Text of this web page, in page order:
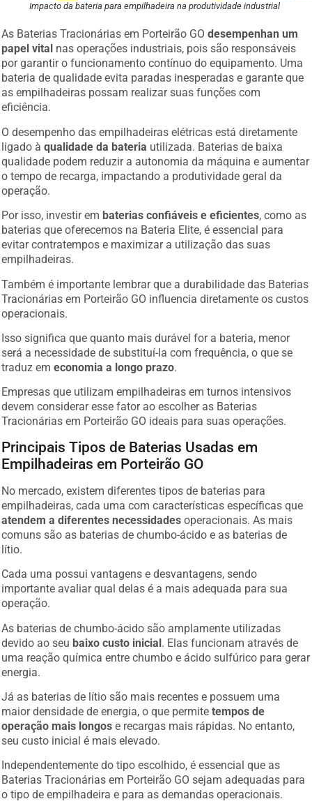
Impacto da bateria para empilhadeira na produtividade industrial
As Baterias Tracionárias em Porteirão GOdesempenhan um
papel vital nas operações industriais, pois são responsáveis
por garantir o funcionamento contínuo do equipamento. Uma
bateria de qualidade evita paradas inesperadas e garante que
as empilhadeiras possam realizar suas funções com
eficiência.
O desempenho das empilhadeiras elétricas está diretamente
ligado àqualidade da bateria utilizada. Baterias de baixa
qualidade podem reduzir a autonomia da máquina e aumentar
o tempo de recarga, impactando a produtividade geral da
operação.
Por isso, investir em baterias confiáveis e eficientes, como as
baterias que oferecemos na Bateria Elite, é essencial para
evitar contratempos e maximizar a utilização das suas
empilhadeiras.
Também é importante lembrar que a durabilidade das Baterias
Tracionárias em Porteirão GO influencia diretamente os custos
operacionais.
Isso significa que quanto mais durável for a bateria, menor
será a necessidade de substituí-la com frequência, o que se
traduz emeconomia a longo prazo.
Empresas que utilizam empilhadeiras em turnos intensivos
devem considerar esse fator ao escolher as Baterias
Tracionárias em Porteirão GO ideais para suas operações.
Principais Tipos de Baterias Usadas em
Empilhadeiras em Porteirão GO
No mercado, existem diferentes tipos de baterias para
empilhadeiras, cada uma com características específicas que
atendem a diferentes necessidades operacionais. As mais
comuns são as baterias de chumbo-ácido e as baterias de
lítio.
Cada uma possui vantagens e desvantagens, sendo
importante avaliar qual delas é a mais adequada para sua
operação.
As baterias de chumbo-ácido são amplamente utilizadas
devido ao seu baixo custo inicial. Elas funcionam através de
uma reação química entre chumbo e ácido sulfúrico para gerar
energia.
Já as baterias de lítio são mais recentes e possuem uma
maior densidade de energia, o que permitetempos de
operação mais longos e recargas mais rápidas. No entanto,
seu custo inicial é mais elevado.
Independentemente do tipo escolhido, é essencial que as
Baterias Tracionárias em Porteirão GO sejam adequadas para
o tipo de empilhadeira e para as demandas operacionais.